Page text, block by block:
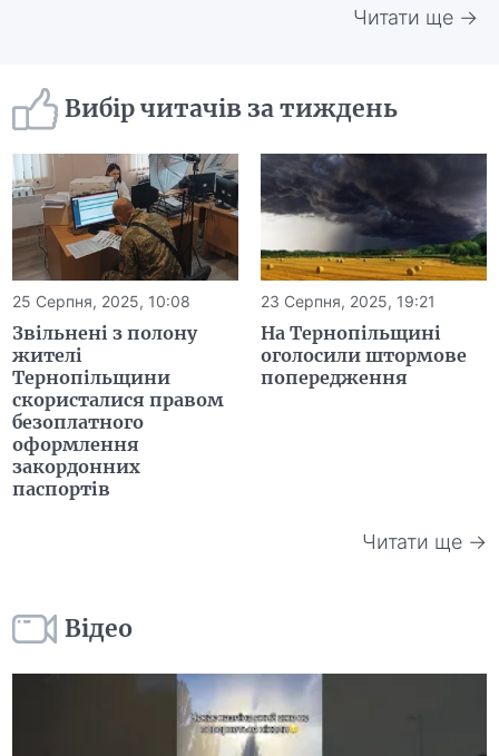
Читати ще →
Вибір читачів за тиждень
25 Серпня, 2025, 10:08
Звільнені з полону
жителі
Тернопільщини
скористалися правом
безоплатного
оформлення
закордонних
паспортів
23 Серпня, 2025, 19:21
На Тернопільщині
оголосили штормове
попередження
Читати ще →
Відео